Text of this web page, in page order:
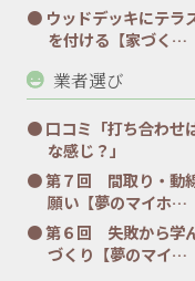
ウッドデッキにテラ
を付ける【家づく…
業者選び
口コミ「打ち合わせ
な感じ？」
第７回 間取り・動
願い【夢のマイホ…
第６回 失敗から学
づくり【夢のマイ…